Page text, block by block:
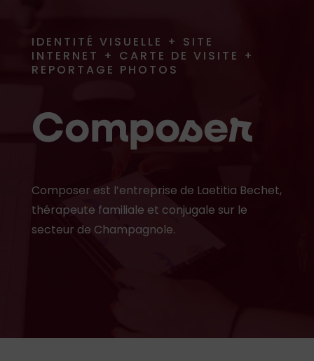
IDENTITÉ VISUELLE + SITE
INTERNET + CARTE DE VISITE +
REPORTAGE PHOTOS
Composer
Composer est l’entreprise de Laetitia Bechet,
thérapeute familiale et conjugale sur le
secteur de Champagnole.